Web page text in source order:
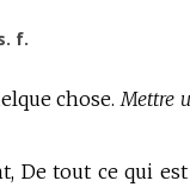
f.
chose. Mettre
De tout ce qui